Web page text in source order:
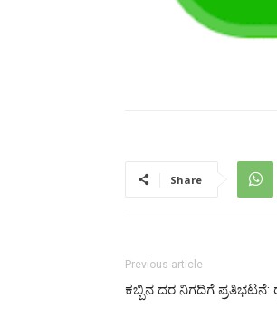
Share
Previous article
ಕಬ್ಬಿನ ದರ ನಿಗದಿಗೆ ಪ್ರತಿಭಟನೆ: